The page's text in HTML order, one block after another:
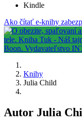
Kindle
Ako čítať e-knihy
Knihy
Julia Child
Autor Julia